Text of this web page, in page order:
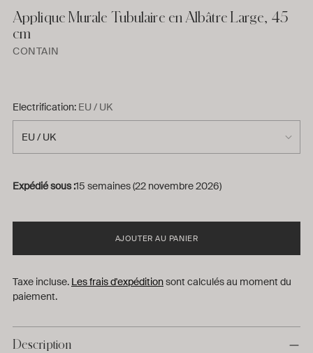
Applique Murale Tubulaire en Albâtre Large, 45
cm
CONTAIN
Electrification: EU / UK
Expédié sous :15 semaines (22 novembre 2026)
AJOUTER AU PANIER
Taxe incluse. Les frais d'expéditionsont calculés au moment du
paiement.
Description